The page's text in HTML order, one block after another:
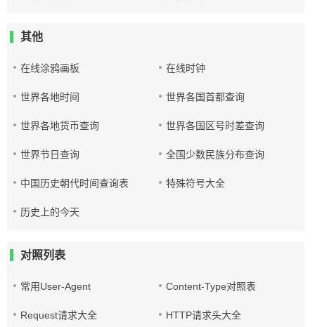
其他
在线涂鸦画板 在线时钟
世界各地时间 世界各国首都查询
世界各地货币查询 世界各国区号时差查询
世界节日查询 全国少数民族分布查询
中国历史朝代时间查询表 特殊符号大全
历史上的今天
对照列表
常用User-Agent Content-Type对照表
Request请求大全 HTTP请求头大全